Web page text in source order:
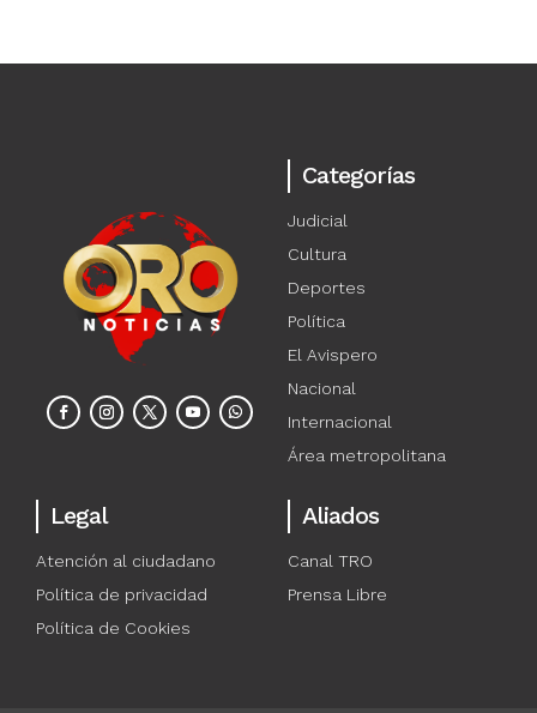
Categorías
Judicial
Cultura
Deportes
Política
El Avispero
Nacional
Internacional
Área metropolitana
Legal
Atención al ciudadano
Política de privacidad
Política de Cookies
Aliados
Canal TRO
Prensa Libre